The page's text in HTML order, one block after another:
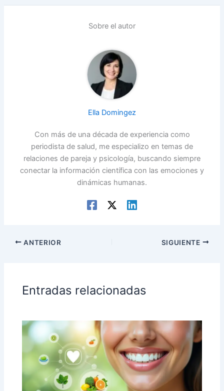
Sobre el autor
Ella Domingez
Con más de una década de experiencia como
periodista de salud, me especializo en temas de
relaciones de pareja y psicología, buscando siempre
conectar la información científica con las emociones y
dinámicas humanas.
ANTERIOR SIGUIENTE
Entradas relacionadas